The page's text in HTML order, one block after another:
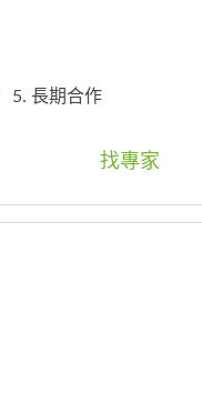
5. 長期合作
找專家